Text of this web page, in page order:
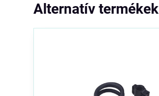
Alternatív termékek